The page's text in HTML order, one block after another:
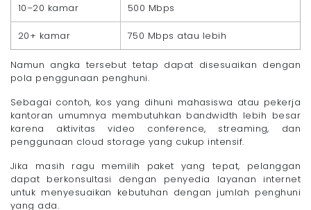
10–20 kamar 500 Mbps
20+ kamar 750 Mbps atau lebih
Namun angka tersebut tetap dapat disesuaikan dengan
pola penggunaan penghuni.
Sebagai contoh, kos yang dihuni mahasiswa atau pekerja
kantoran umumnya membutuhkan bandwidth lebih besar
karena aktivitas video conference, streaming, dan
penggunaan cloud storage yang cukup intensif.
Jika masih ragu memilih paket yang tepat, pelanggan
dapat berkonsultasi dengan penyedia layanan internet
untuk menyesuaikan kebutuhan dengan jumlah penghuni
yang ada.